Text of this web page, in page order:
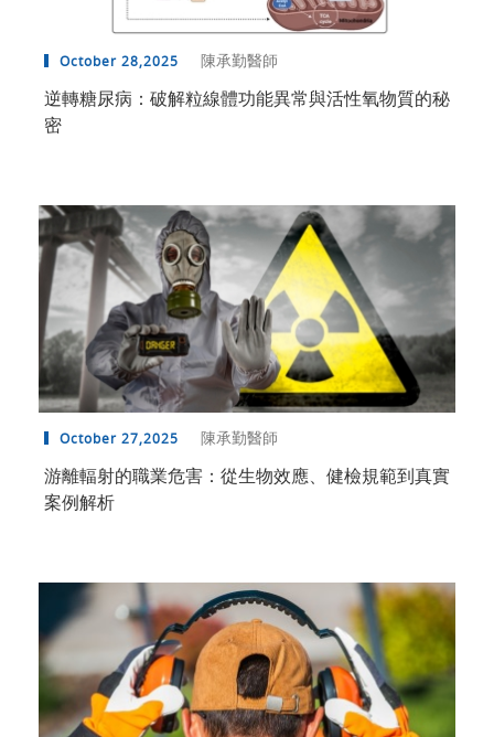
October 28,2025 陳承勤醫師
逆轉糖尿病：破解粒線體功能異常與活性氧物質的秘
密
October 27,2025 陳承勤醫師
游離輻射的職業危害：從生物效應、健檢規範到真實
案例解析